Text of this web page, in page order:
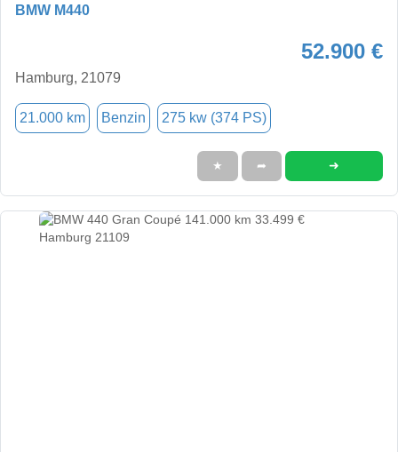
BMW M440
52.900 €
Hamburg, 21079
21.000 km Benzin 275 kw (374 PS)
★ ➦ ➜